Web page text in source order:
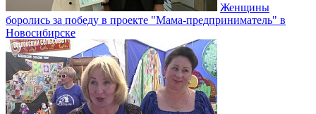
Женщины
боролись за победу в проекте "Мама-предприниматель" в
Новосибирске